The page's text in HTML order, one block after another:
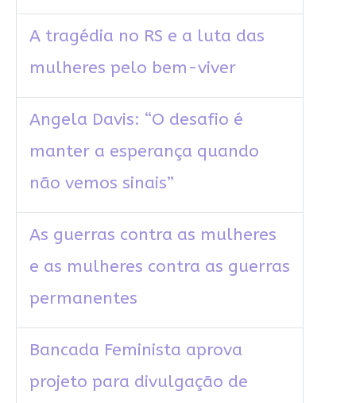
A tragédia no RS e a luta das
mulheres pelo bem-viver
Angela Davis: “O desafio é
manter a esperança quando
não vemos sinais”
As guerras contra as mulheres
e as mulheres contra as guerras
permanentes
Bancada Feminista aprova
projeto para divulgação de